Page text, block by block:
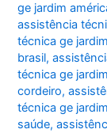
ge jardim
assistência
técnica ge
brasil,
técnica ge
cordeiro,
técnica ge
saúde,